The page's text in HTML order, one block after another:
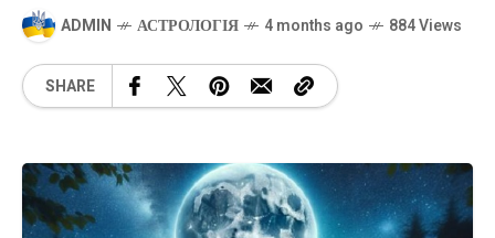
ADMIN АСТРОЛОГІЯ 4 months ago 884 Views
SHARE